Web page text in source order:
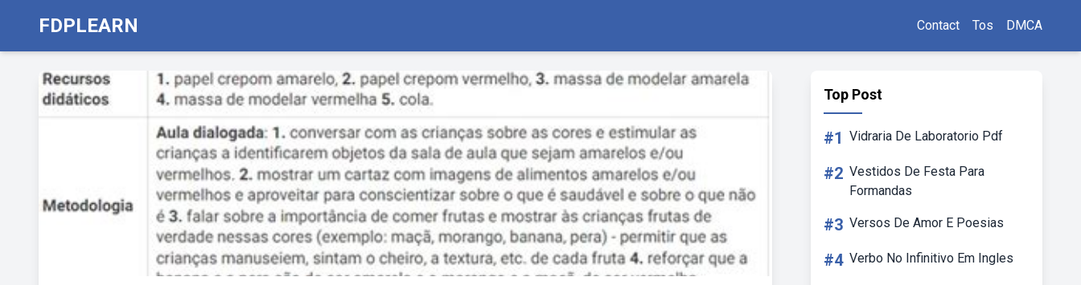
FDPLEARN Contact Tos DMCA
Top Post
#1 Vidraria De Laboratorio Pdf
#2 Vestidos De Festa Para
Formandas
#3 Versos De Amor E Poesias
#4 Verbo No Infinitivo Em Ingles